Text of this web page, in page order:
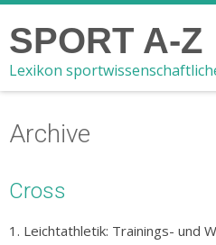
SPORT A-Z
Lexikon
Archive
Cross
1. Leichtathletik: Trainings- und